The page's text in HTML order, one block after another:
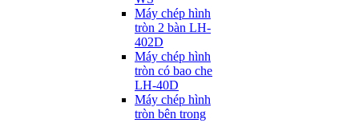
Máy chép hình
tròn 2 bàn LH-
402D
Máy chép hình
tròn có bao che
LH-40D
Máy chép hình
tròn bên trong